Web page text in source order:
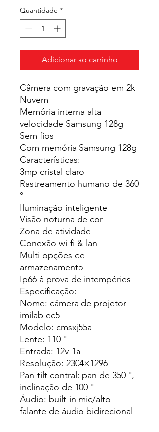
Quantidade *
Adicionar ao carrinho
Câmera com gravação em 2k
Nuvem
Memória interna alta
velocidade Samsung 128g
Sem fios
Com memória Samsung 128g
Características:
3mp cristal claro
Rastreamento humano de 360
°
Iluminação inteligente
Visão noturna de cor
Zona de atividade
Conexão wi-fi & lan
Multi opções de
armazenamento
Ip66 à prova de intempéries
Especificação:
Nome: câmera de projetor
imilab ec5
Modelo: cmsxj55a
Lente: 110 °
Entrada: 12v-1a
Resolução: 2304×1296
Pan-tilt contral: pan de 350 °,
inclinação de 100 °
Áudio: built-in mic/alto-
falante de áudio bidirecional